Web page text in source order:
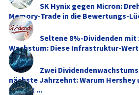
SK Hynix gegen Micron:
Memory‑Trade in die Bewertungs-
Seltene 8%-Dividenden
Wachstum: Diese Infrastruktur-
Fokus
Zwei
nächste Jahrzehnt: Warum Hershey
Freight ...